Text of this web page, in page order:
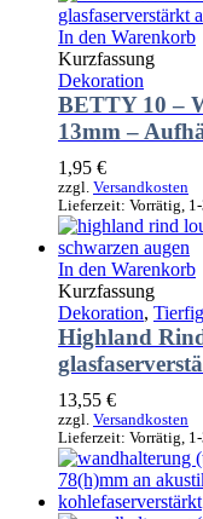
In den Warenkorb
Kurzfassung
Dekoration
BETTY 10 –
13mm –
1,95 €
zzgl. Versandkosten
Lieferzeit: Vorrätig,
In den Warenkorb
Kurzfassung
Dekoration,
Highland
13,55 €
zzgl. Versandkosten
Lieferzeit: Vorrätig,